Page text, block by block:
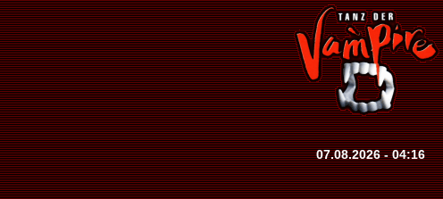
07.08.2026 - 04:16